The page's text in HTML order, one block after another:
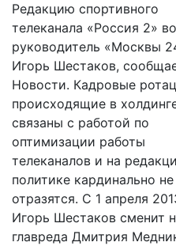
Редакцию спортивного
телеканала «Россия 2»
руководитель «Москвы
Игорь Шестаков,
Новости. Кадровые
происходящие в
связаны с работой по
оптимизации работы
телеканалов и на
политике кардинально не
отразятся. С 1 апреля
Игорь Шестаков сменит
главреда Дмитрия